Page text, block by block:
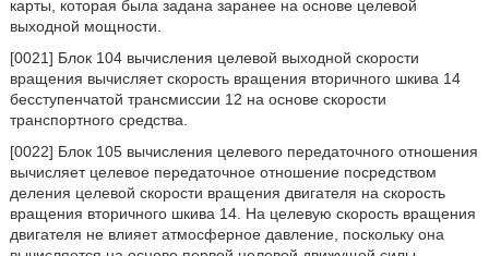
карты, которая была задана заранее на основе целевой
выходной мощности.
[0021] Блок 104 вычисления целевой выходной скорости
вращения вычисляет скорость вращения вторичного шкива 14
бесступенчатой трансмиссии 12 на основе скорости
транспортного средства.
[0022] Блок 105 вычисления целевого передаточного отношения
вычисляет целевое передаточное отношение посредством
деления целевой скорости вращения двигателя на скорость
вращения вторичного шкива 14. На целевую скорость вращения
двигателя не влияет атмосферное давление, поскольку она